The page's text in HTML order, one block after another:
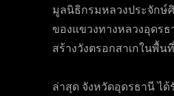
มูลนิธิกรมหลวงประจักษ์
ของแขวงทางหลวงอุดร
สร้างวังตรอกสาเกในพื้
ล่าสุด จังหวัดอุดรธานี ไ